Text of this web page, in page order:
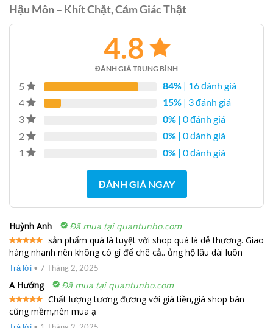
Hậu Môn – Khít Chặt, Cảm Giác Thật
4.8
ĐÁNH GIÁ TRUNG BÌNH
5 84% | 16 đánh giá
4
15% | 3 đánh giá
3
0% | 0 đánh giá
2
0% | 0 đánh giá
1
0% | 0 đánh giá
ĐÁNH GIÁ NGAY
Huỳnh Anh Đã mua tại quantunho.com
Được xếp
hạng5 5
sản phẩm quá là tuyệt vời shop quá là dễ thương. Giao
hàng nhanh nên không có gì để chê cả.. ủng hộ lâu dài luôn
Trả lời • 7 Tháng 2, 2025
A Hướng Đã mua tại quantunho.com
Được xếp
hạng5 5
Chất lượng tương đương với giá tiền,giá shop bán
cũng mềm,nên mua ạ